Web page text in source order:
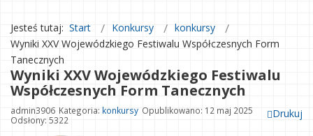
Jesteś tutaj: Start Konkursy
konkursy
Wyniki XXV Wojewódzkiego Festiwalu Współczesnych Form
Tanecznych
Wyniki XXV Wojewódzkiego Festiwalu
Współczesnych Form Tanecznych
Drukuj
admin3906 Kategoria: konkursy Opublikowano: 12 maj 2025
Odsłony: 5322